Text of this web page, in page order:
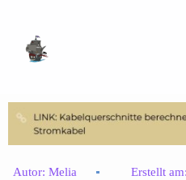
springen
Autor: Melia Erstellt am: